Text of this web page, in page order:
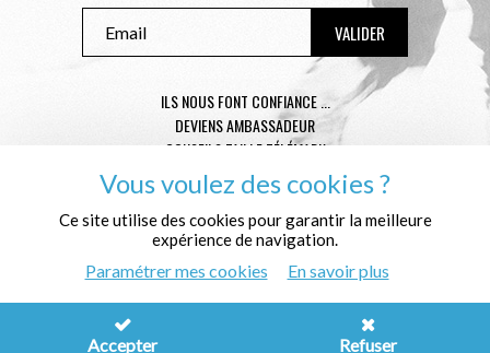
ILS NOUS FONT CONFIANCE ...
DEVIENS AMBASSADEUR
CONSEILS TAILLE TÉLÉMARK
CONDITIONS GÉNÉRALES DE VENTE
MENTIONS LÉGALES
POLITIQUE DE CONFIDENTIALITÉ
QUI SOMMES NOUS ?
Pure Illusion
Vous voulez des cookies ?
Ce site utilise des cookies pour garantir la meilleure
expérience de navigation.
Paramétrer mes cookies En savoir plus
Accepter Refuser